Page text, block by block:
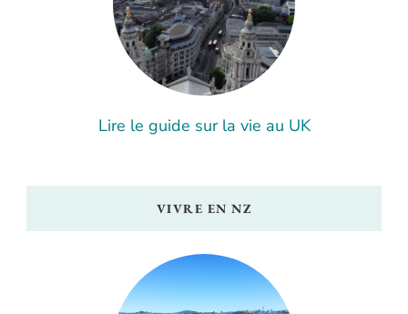
Lire le guide sur la vie au UK
VIVRE EN NZ